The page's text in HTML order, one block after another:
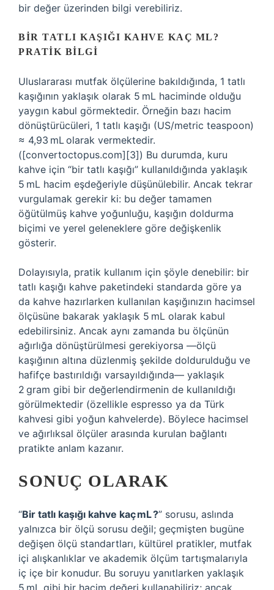
bir değer üzerinden bilgi verebiliriz.
BIR TATLI KAŞIĞI KAHVE KAÇ ML?
PRATIK BILGI
Uluslararası mutfak ölçülerine bakıldığında, 1 tatlı
kaşığının yaklaşık olarak 5 mL haciminde olduğu
yaygın kabul görmektedir. Örneğin bazı hacim
dönüştürücüleri, 1 tatlı kaşığı (US/metric teaspoon)
≈ 4,93 mL olarak vermektedir.
([convertoctopus.com][3]) Bu durumda, kuru
kahve için “bir tatlı kaşığı” kullanıldığında yaklaşık
5 mL hacim eşdeğeriyle düşünülebilir. Ancak tekrar
vurgulamak gerekir ki: bu değer tamamen
öğütülmüş kahve yoğunluğu, kaşığın doldurma
biçimi ve yerel geleneklere göre değişkenlik
gösterir.
Dolayısıyla, pratik kullanım için şöyle denebilir: bir
tatlı kaşığı kahve paketindeki standarda göre ya
da kahve hazırlarken kullanılan kaşığınızın hacimsel
ölçüsüne bakarak yaklaşık 5 mL olarak kabul
edebilirsiniz. Ancak aynı zamanda bu ölçünün
ağırlığa dönüştürülmesi gerekiyorsa —ölçü
kaşığının altına düzlenmiş şekilde doldurulduğu ve
hafifçe bastırıldığı varsayıldığında— yaklaşık
2 gram gibi bir değerlendirmenin de kullanıldığı
görülmektedir (özellikle espresso ya da Türk
kahvesi gibi yoğun kahvelerde). Böylece hacimsel
ve ağırlıksal ölçüler arasında kurulan bağlantı
pratikte anlam kazanır.
SONUÇ OLARAK
“Bir tatlı kaşığı kahve kaç mL ?” sorusu, aslında
yalnızca bir ölçü sorusu değil; geçmişten bugüne
değişen ölçü standartları, kültürel pratikler, mutfak
içi alışkanlıklar ve akademik ölçüm tartışmalarıyla
iç içe bir konudur. Bu soruyu yanıtlarken yaklaşık
5 mL gibi bir hacim değeri kullanabiliriz; ancak